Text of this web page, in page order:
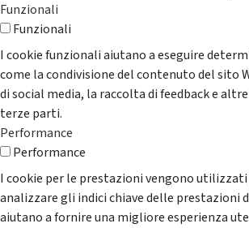
Funzionali
Funzionali
I cookie funzionali aiutano a eseguire
come la condivisione del contenuto del sito
di social media, la raccolta di feedback e
terze parti.
Performance
Performance
I cookie per le prestazioni vengono utilizzati
analizzare gli indici chiave delle prestazioni
aiutano a fornire una migliore esperienza